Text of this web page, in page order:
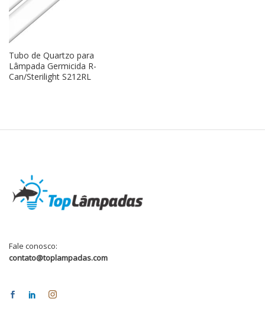
Tubo de Quartzo para
Lâmpada Germicida R-
Can/Sterilight S212RL
Fale conosco:
contato@toplampadas.com